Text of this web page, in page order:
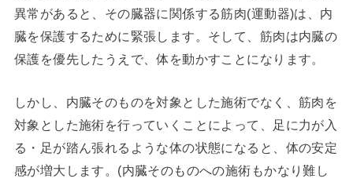
異常があると、その臓器に関係する筋肉(運動器)は、内
臓を保護するために緊張します。そして、筋肉は内臓の
保護を優先したうえで、体を動かすことになります。
しかし、内臓そのものを対象とした施術でなく、筋肉を
対象とした施術を行っていくことによって、足に力が入
る・足が踏ん張れるような体の状態になると、体の安定
感が増大します。(内臓そのものへの施術もかなり難し